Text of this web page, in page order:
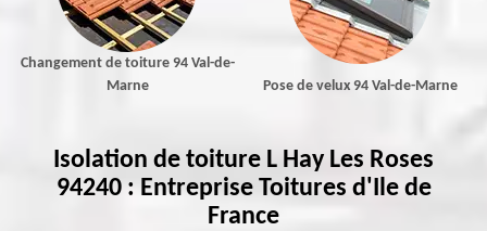
Changement de toiture 94 Val-de-
Marne
Pose de velux 94 Val-de-Marne
Isolation de toiture L Hay Les Roses
94240 : Entreprise Toitures d'Ile de
France